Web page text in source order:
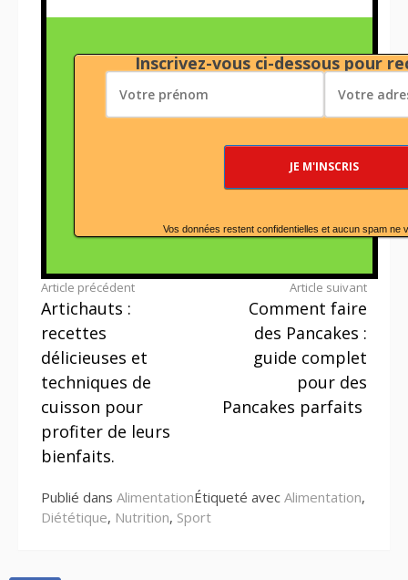
Inscrivez-vous ci-dessous pour
Vos données restent confidentielles et aucun spam ne
Lire
la
suite
Article précédent
Artichauts :
recettes
délicieuses et
techniques de
cuisson pour
profiter de leurs
bienfaits.
Article suivant
Comment faire
des Pancakes :
guide complet
pour des
Pancakes parfaits
Publié dans AlimentationÉtiqueté avec Alimentation,
Diététique, Nutrition, Sport